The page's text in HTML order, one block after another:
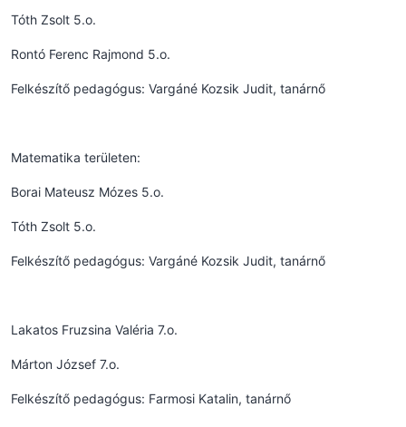
Tóth Zsolt 5.o.
Rontó Ferenc Rajmond 5.o.
Felkészítő pedagógus: Vargáné Kozsik Judit, tanárnő
Matematika területen:
Borai Mateusz Mózes 5.o.
Tóth Zsolt 5.o.
Felkészítő pedagógus: Vargáné Kozsik Judit, tanárnő
Lakatos Fruzsina Valéria 7.o.
Márton József 7.o.
Felkészítő pedagógus: Farmosi Katalin, tanárnő